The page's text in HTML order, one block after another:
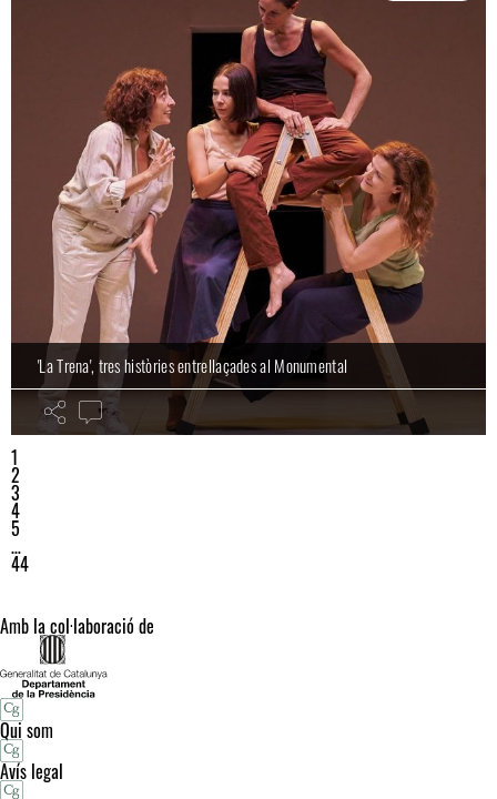
'La Trena', tres històries entrellaçades al Monumental
1
2
3
4
5
…
44
Amb la col·laboració de
Qui som
Avís legal